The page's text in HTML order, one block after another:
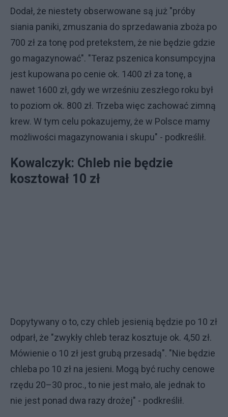
Dodał, że niestety obserwowane są już "próby
siania paniki, zmuszania do sprzedawania zboża po
700 zł za tonę pod pretekstem, że nie będzie gdzie
go magazynować". "Teraz pszenica konsumpcyjna
jest kupowana po cenie ok. 1400 zł za tonę, a
nawet 1600 zł, gdy we wrześniu zeszłego roku był
to poziom ok. 800 zł. Trzeba więc zachować zimną
krew. W tym celu pokazujemy, że w Polsce mamy
możliwości magazynowania i skupu" - podkreślił.
Kowalczyk: Chleb nie będzie
kosztował 10 zł
Dopytywany o to, czy chleb jesienią będzie po 10 zł
odparł, że "zwykły chleb teraz kosztuje ok. 4,50 zł.
Mówienie o 10 zł jest grubą przesadą". "Nie będzie
chleba po 10 zł na jesieni. Mogą być ruchy cenowe
rzędu 20–30 proc., to nie jest mało, ale jednak to
nie jest ponad dwa razy drożej" - podkreślił.